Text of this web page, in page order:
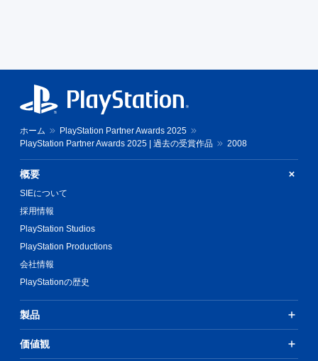
ホーム
PlayStation Partner Awards 2025
PlayStation Partner Awards 2025 | 過去の受賞作品
2008
概要
SIEについて
採用情報
PlayStation Studios
PlayStation Productions
会社情報
PlayStationの歴史
製品
価値観